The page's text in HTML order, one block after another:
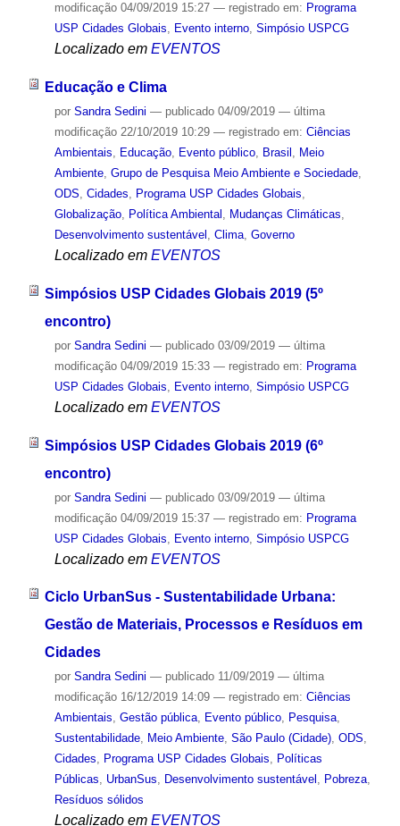
modificação04/09/2019 15:27 — registrado em: Programa
USP Cidades Globais, Evento interno, Simpósio USPCG
Localizado em EVENTOS
Educação e Clima
por Sandra Sedini — publicado04/09/2019 — última
modificação22/10/2019 10:29 — registrado em: Ciências
Ambientais, Educação, Evento público, Brasil , Meio
Ambiente, Grupo de Pesquisa Meio Ambiente e Sociedade,
ODS, Cidades, Programa USP Cidades Globais,
Globalização, Política Ambiental , Mudanças Climáticas,
Desenvolvimento sustentável , Clima, Governo
Localizado em EVENTOS
Simpósios USP Cidades Globais 2019 (5º
encontro)
por Sandra Sedini — publicado03/09/2019 — última
modificação04/09/2019 15:33 — registrado em: Programa
USP Cidades Globais
Evento interno, Simpósio USPCG
Localizado em EVENTOS
Simpósios USP Cidades Globais 2019 (6º
encontro)
por Sandra Sedini — publicado03/09/2019 — última
modificação04/09/2019 15:37 — registrado em: Programa
USP Cidades Globais
Evento interno, Simpósio USPCG
Localizado em EVENTOS
Ciclo UrbanSus - Sustentabilidade Urbana:
Gestão de Materiais, Processos e Resíduos em
Cidades
por Sandra Sedini — publicado11/09/2019 — última
modificação16/12/2019 14:09 — registrado em: Ciências
Ambientais, Gestão pública, Evento público, Pesquisa,
Sustentabilidade, Meio Ambiente, São Paulo (Cidade), ODS,
Cidades, Programa USP Cidades Globais, Políticas
Públicas, UrbanSus, Desenvolvimento sustentável , Pobreza,
Resíduos sólidos
Localizado em EVENTOS